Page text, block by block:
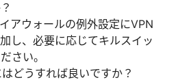
アウォールの例外設定にVPN
し、必要に応じてキルスイッ
さい。
どうすれば良いですか？